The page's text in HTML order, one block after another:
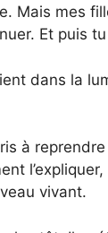
Mais mes
Et puis
dans la
à
vivant.